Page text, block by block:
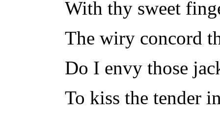
With thy sweet
The wiry concord
Do I envy those
To kiss the tender